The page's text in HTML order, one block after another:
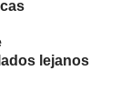
lejanos